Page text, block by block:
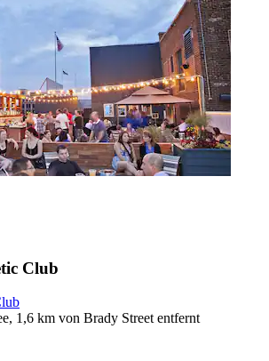
Club
1,6 km von Brady Street entfernt